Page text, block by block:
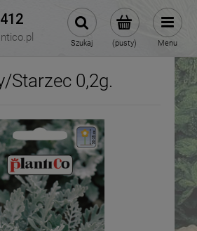
(pusty)
Szukaj Menu
Starzec 0,2g.